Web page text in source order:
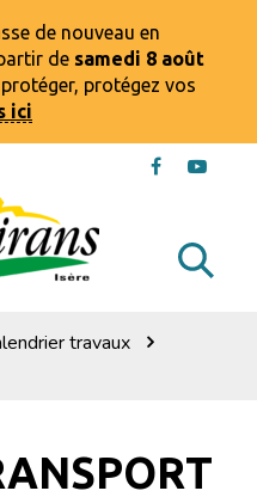
de nouveau en
de samedi 8 août
protégez vos
ici
Lien
compte
Facebook
travaux